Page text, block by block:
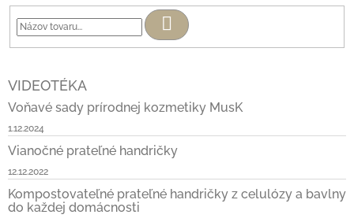
Hľadať
VIDEOTÉKA
Voňavé sady prírodnej kozmetiky MusK
1.12.2024
Vianočné prateľné handričky
12.12.2022
Kompostovateľné prateľné handričky z celulózy a bavlny
do každej domácnosti